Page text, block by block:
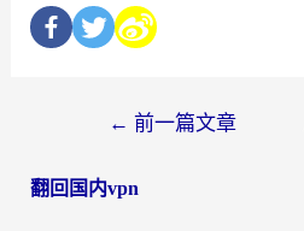
← 前一篇文章
翻回国内vpn